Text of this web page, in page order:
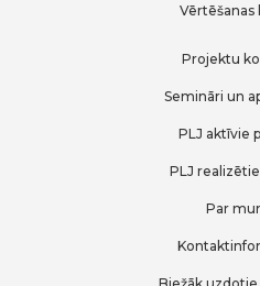
Vērtēšanas
Projektu
Semināri un
PLJ aktīvie
PLJ
Par